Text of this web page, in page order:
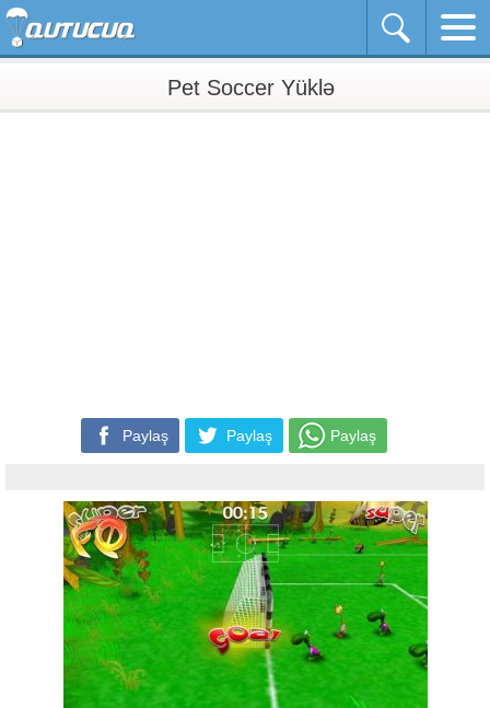
Pet Soccer Yüklə
Paylaş Paylaş Paylaş